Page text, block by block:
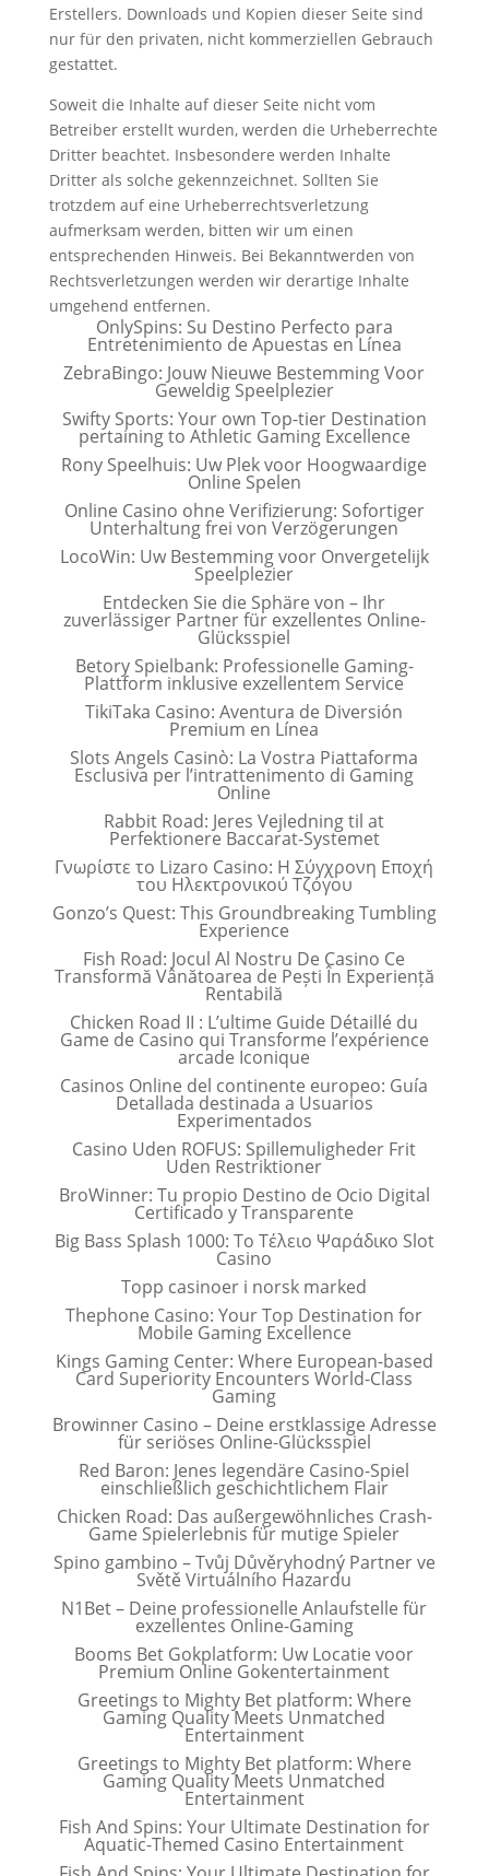
Erstellers. Downloads und Kopien dieser Seite sind
nur für den privaten, nicht kommerziellen Gebrauch
gestattet.
Soweit die Inhalte auf dieser Seite nicht vom
Betreiber erstellt wurden, werden die Urheberrechte
Dritter beachtet. Insbesondere werden Inhalte
Dritter als solche gekennzeichnet. Sollten Sie
trotzdem auf eine Urheberrechtsverletzung
aufmerksam werden, bitten wir um einen
entsprechenden Hinweis. Bei Bekanntwerden von
Rechtsverletzungen werden wir derartige Inhalte
umgehend entfernen.
OnlySpins: Su Destino Perfecto para
Entretenimiento de Apuestas en Línea
ZebraBingo: Jouw Nieuwe Bestemming Voor
Geweldig Speelplezier
Swifty Sports: Your own Top-tier Destination
pertaining to Athletic Gaming Excellence
Rony Speelhuis: Uw Plek voor Hoogwaardige
Online Spelen
Online Casino ohne Verifizierung: Sofortiger
Unterhaltung frei von Verzögerungen
LocoWin: Uw Bestemming voor Onvergetelijk
Speelplezier
Entdecken Sie die Sphäre von – Ihr
zuverlässiger Partner für exzellentes Online-
Glücksspiel
Betory Spielbank: Professionelle Gaming-
Plattform inklusive exzellentem Service
TikiTaka Casino: Aventura de Diversión
Premium en Línea
Slots Angels Casinò: La Vostra Piattaforma
Esclusiva per l’intrattenimento di Gaming
Online
Rabbit Road: Jeres Vejledning til at
Perfektionere Baccarat-Systemet
Γνωρίστε το Lizaro Casino: Η Σύγχρονη Εποχή
του Ηλεκτρονικού Τζόγου
Gonzo’s Quest: This Groundbreaking Tumbling
Experience
Fish Road: Jocul Al Nostru De Casino Ce
Transformă Vânătoarea de Pești În Experiență
Rentabilă
Chicken Road II : L’ultime Guide Détaillé du
Game de Casino qui Transforme l’expérience
arcade Iconique
Casinos Online del continente europeo: Guía
Detallada destinada a Usuarios
Experimentados
Casino Uden ROFUS: Spillemuligheder Frit
Uden Restriktioner
BroWinner: Tu propio Destino de Ocio Digital
Certificado y Transparente
Big Bass Splash 1000: Το Τέλειο Ψαράδικο Slot
Casino
Topp casinoer i norsk marked
Thephone Casino: Your Top Destination for
Mobile Gaming Excellence
Kings Gaming Center: Where European-based
Card Superiority Encounters World-Class
Gaming
Browinner Casino – Deine erstklassige Adresse
für seriöses Online-Glücksspiel
Red Baron: Jenes legendäre Casino-Spiel
einschließlich geschichtlichem Flair
Chicken Road: Das außergewöhnliches Crash-
Game Spielerlebnis für mutige Spieler
Spino gambino – Tvůj Důvěryhodný Partner ve
Světě Virtuálního Hazardu
N1Bet – Deine professionelle Anlaufstelle für
exzellentes Online-Gaming
Booms Bet Gokplatform: Uw Locatie voor
Premium Online Gokentertainment
Greetings to Mighty Bet platform: Where
Gaming Quality Meets Unmatched
Entertainment
Greetings to Mighty Bet platform: Where
Gaming Quality Meets Unmatched
Entertainment
Fish And Spins: Your Ultimate Destination for
Aquatic-Themed Casino Entertainment